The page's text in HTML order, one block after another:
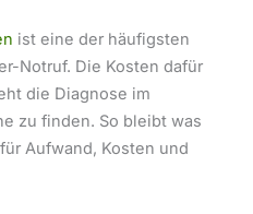
ist eine der häufigsten
Notruf. Die Kosten dafür
die Diagnose im
zu finden. So bleibt was
Aufwand, Kosten und